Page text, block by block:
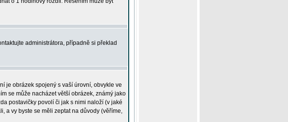
administrátora, případně si překlad
je obrázek spojený s vaší úrovní, obvykle ve
se může nacházet větší obrázek, známý jako
postavičky povolí či jak s nimi naloží (v jaké
a vy byste se měli zeptat na důvody (věříme,